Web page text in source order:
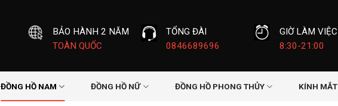
BẢO HÀNH 2 NĂM
TOÀN QUỐC
TỔNG ĐÀI
0846689696
GIỜ LÀM VIỆC
8:30-21:00
ĐỒNG HỒ NAM ĐỒNG HỒ NỮ ĐỒNG HỒ PHONG THỦY KÍNH MẮT